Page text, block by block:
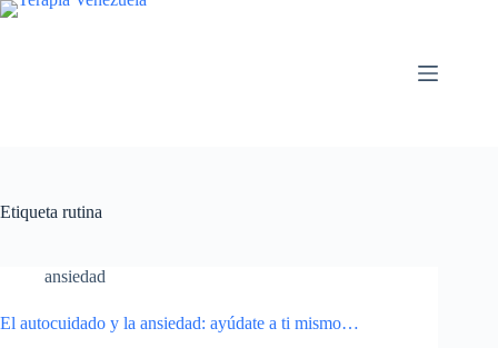
Saltar
Etiqueta rutina
ansiedad
El autocuidado y la ansiedad: ayúdate a ti mismo…